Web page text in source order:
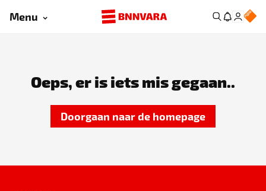
Menu
Oeps, er is iets mis gegaan..
Doorgaan naar de homepage